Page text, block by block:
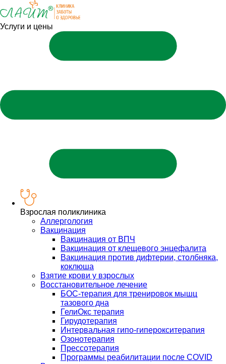
Услуги и цены
Взрослая поликлиника
Аллергология
Вакцинация
Вакцинация от ВПЧ
Вакцинация от клещевого энцефалита
Вакцинация против дифтерии, столбняка,
коклюша
Взятие крови у взрослых
Восстановительное лечение
БОС-терапия для тренировок мышц
тазового дна
ГелиОкс терапия
Гирудотерапия
Интервальная гипо-гиперокситерапия
Озонотерапия
Прессотерапия
Программы реабилитации после СOVID